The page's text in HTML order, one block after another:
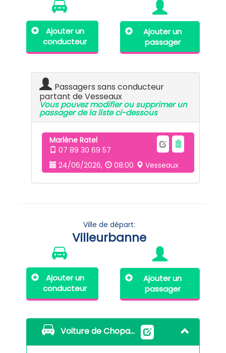
Ajouter un
conducteur
Ajouter un
passager
Passagers sans conducteur
partant de Vesseaux
Vous pouvez modifier ou supprimer un
passager de la liste ci-dessous
Marlène Ratel
07 89 30 69 57
24/06/2026,
08:00 Vesseaux
Ville de départ:
Villeurbanne
Ajouter un
conducteur
Ajouter un
passager
Voiture de Chopard Clara